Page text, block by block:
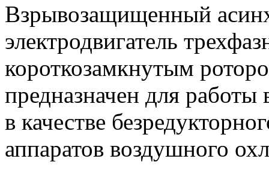
Взрывозащищенный
электродвигатель
короткозамкнутым
предназначен для
в качестве
аппаратов воздушного